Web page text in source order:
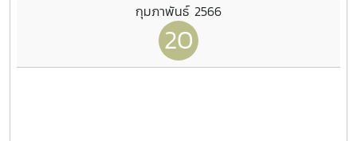
กุมภาพันธ์ 2566
20